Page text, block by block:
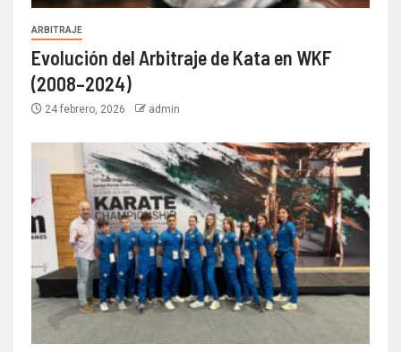
ARBITRAJE
Evolución del Arbitraje de Kata en WKF
(2008–2024)
24 febrero, 2026 admin